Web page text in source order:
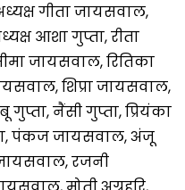
गीता जायसवाल,
आशा गुप्ता, रीता
जायसवाल, रितिका
शिप्रा जायसवाल,
नैंसी गुप्ता, प्रियंका
पंकज जायसवाल, अंजू
रजनी